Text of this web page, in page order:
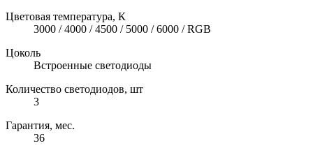
Цветовая температура, К
3000 / 4000 / 4500 / 5000 / 6000 / RGB
Цоколь
Встроенные светодиоды
Количество светодиодов, шт
3
Гарантия, мес.
36